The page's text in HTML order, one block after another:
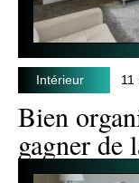
Intérieur 11
Bien
gagner de